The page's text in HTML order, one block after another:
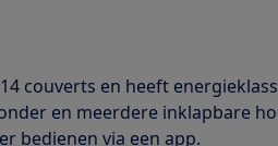
couverts en heeft
en meerdere inklapbare
bedienen via een app.